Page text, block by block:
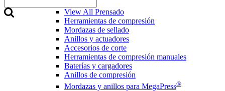
View All Prensado
Herramientas de compresión
Mordazas de sellado
Anillos y actuadores
Accesorios de corte
Herramientas de compresión manuales
Baterías y cargadores
Anillos de compresión
Mordazas y anillos para MegaPress®